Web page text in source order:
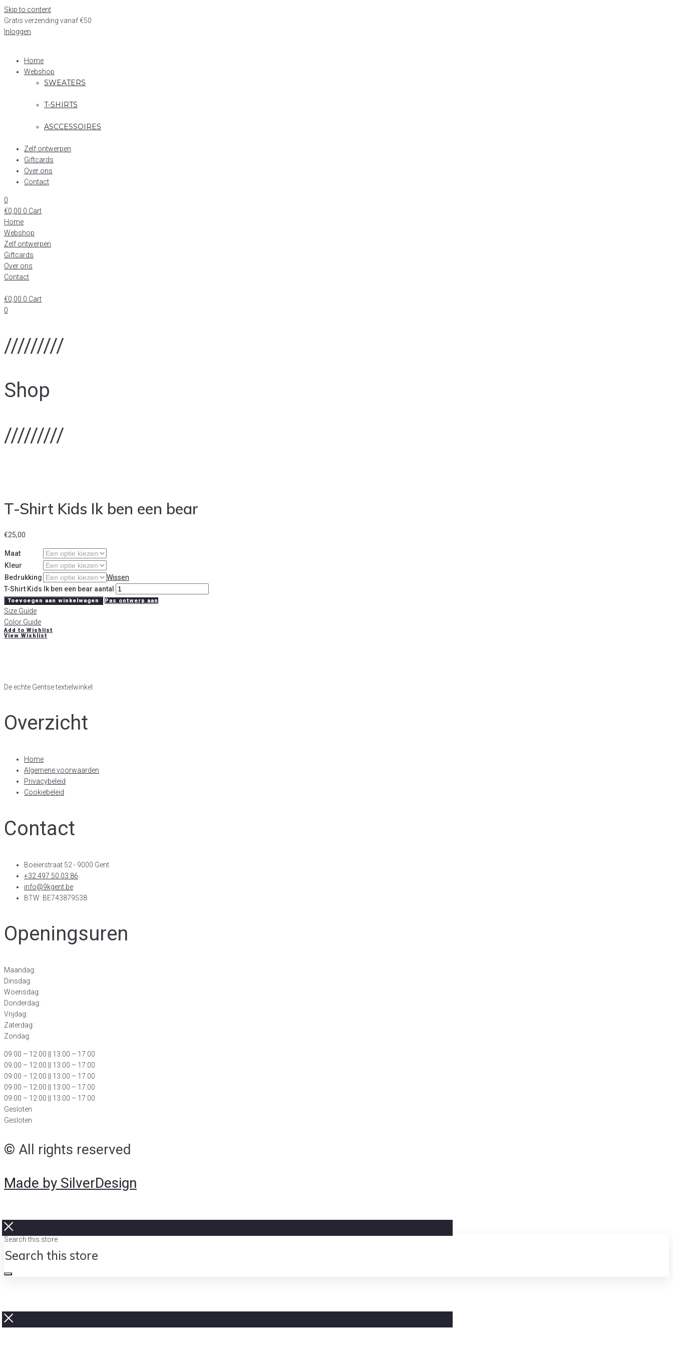
Skip to content
Gratis verzending vanaf €50
Inloggen
Home
Webshop
SWEATERS
T-SHIRTS
ASCCESSOIRES
Zelf ontwerpen
Giftcards
Over ons
Contact
0
€0,00 0 Cart
Home
Webshop
Zelf ontwerpen
Giftcards
Over ons
Contact
€0,00 0 Cart
0
/////////
Shop
/////////
T-Shirt Kids Ik ben een bear
€25,00
Maat
Kleur
Bedrukking
Wissen
T-Shirt Kids Ik ben een bear aantal
Toevoegen aan winkelwagen Pas ontwerp aan
Size Guide
Color Guide
Add to Wishlist
View Wishlist
De echte Gentse textielwinkel
Overzicht
Home
Algemene voorwaarden
Privacybeleid
Cookiebeleid
Contact
Boeierstraat 52 - 9000 Gent
+32 497 50 03 86
info@9kgent.be
BTW: BE743879538
Openingsuren
Maandag:
Dinsdag:
Woensdag:
Donderdag:
Vrijdag:
Zaterdag:
Zondag:
09:00 – 12:00
|| 13:00 – 17:00
09:00 – 12:00 || 13:00 – 17:00
09:00 – 12:00 || 13:00 – 17:00
09:00 – 12:00 || 13:00 – 17:00
09:00 – 12:00 || 13:00 – 17:00
Gesloten
Gesloten
© All rights reserved
Made by SilverDesign
Search this store